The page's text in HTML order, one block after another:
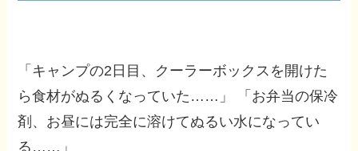
「キャンプの2日目、クーラーボックスを開けた
ら食材がぬるくなっていた……」 「お弁当の保冷
剤、お昼には完全に溶けてぬるい水になってい
る……」